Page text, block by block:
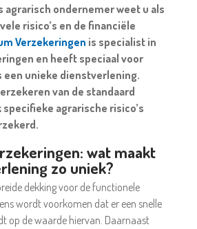
agrarisch ondernemer weet u als
risico’s en de financiële
Verzekeringen is specialist in
en heeft speciaal voor
een unieke dienstverlening.
van de standaard
agrarische risico’s
wat maakt
zo uniek?
dekking voor de functionele
wordt voorkomen dat er een snelle
op de waarde hiervan. Daarnaast